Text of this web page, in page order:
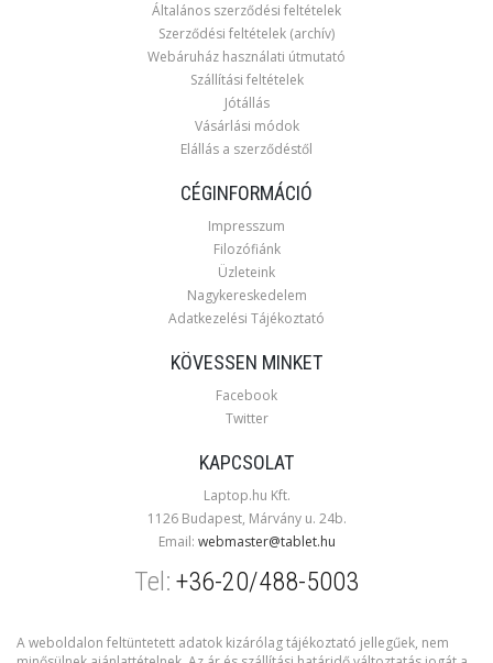
Általános szerződési feltételek
Szerződési feltételek (archív)
Webáruház használati útmutató
Szállítási feltételek
Jótállás
Vásárlási módok
Elállás a szerződéstől
CÉGINFORMÁCIÓ
Impresszum
Filozófiánk
Üzleteink
Nagykereskedelem
Adatkezelési Tájékoztató
KÖVESSEN MINKET
Facebook
Twitter
KAPCSOLAT
Laptop.hu Kft.
1126 Budapest, Márvány u. 24b.
Email: webmaster@tablet.hu
Tel: +36-20/488-5003
A weboldalon feltüntetett adatok kizárólag tájékoztató jellegűek, nem